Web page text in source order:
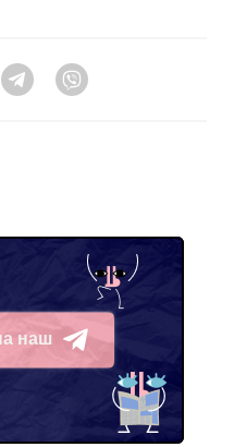
Telegram
наш